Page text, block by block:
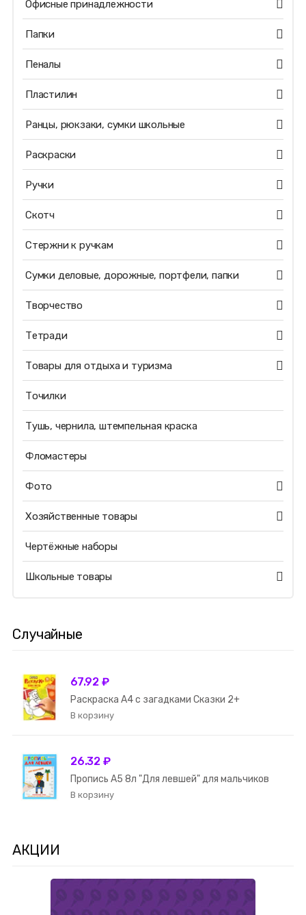
Офисные принадлежности
Папки
Пеналы
Пластилин
Ранцы, рюкзаки, сумки школьные
Раскраски
Ручки
Скотч
Стержни к ручкам
Сумки деловые, дорожные, портфели, папки
Творчество
Тетради
Товары для отдыха и туризма
Точилки
Тушь, чернила, штемпельная краска
Фломастеры
Фото
Хозяйственные товары
Чертёжные наборы
Школьные товары
Случайные
67.92 ₽
Раскраска А4 с загадками Сказки 2+
26.32 ₽
Пропись А5 8л "Для левшей" для мальчиков
АКЦИИ